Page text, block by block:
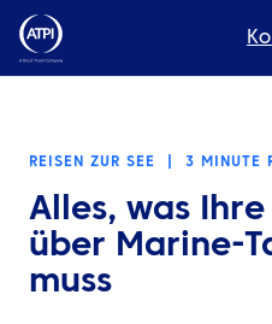
Ressourcen
Über uns
REISEN ZUR SEE 3 MINUTE
Alles, was
über Marine-
muss